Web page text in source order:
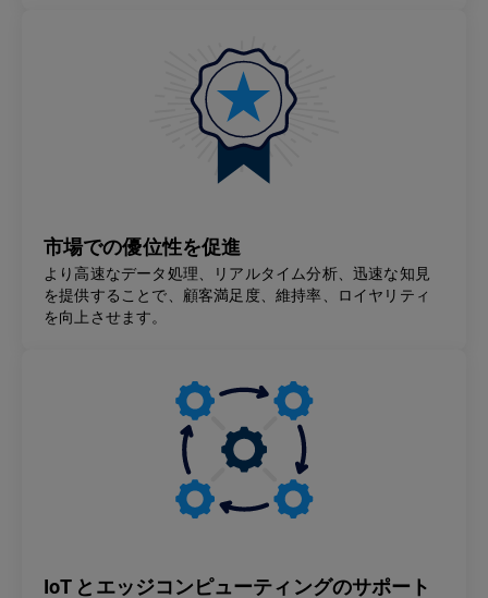
市場での優位性を促進
より高速なデータ処理、リアルタイム分析、迅速な知見
を提供することで、顧客満足度、維持率、ロイヤリティ
を向上させます。
IoT とエッジコンピューティングのサポート